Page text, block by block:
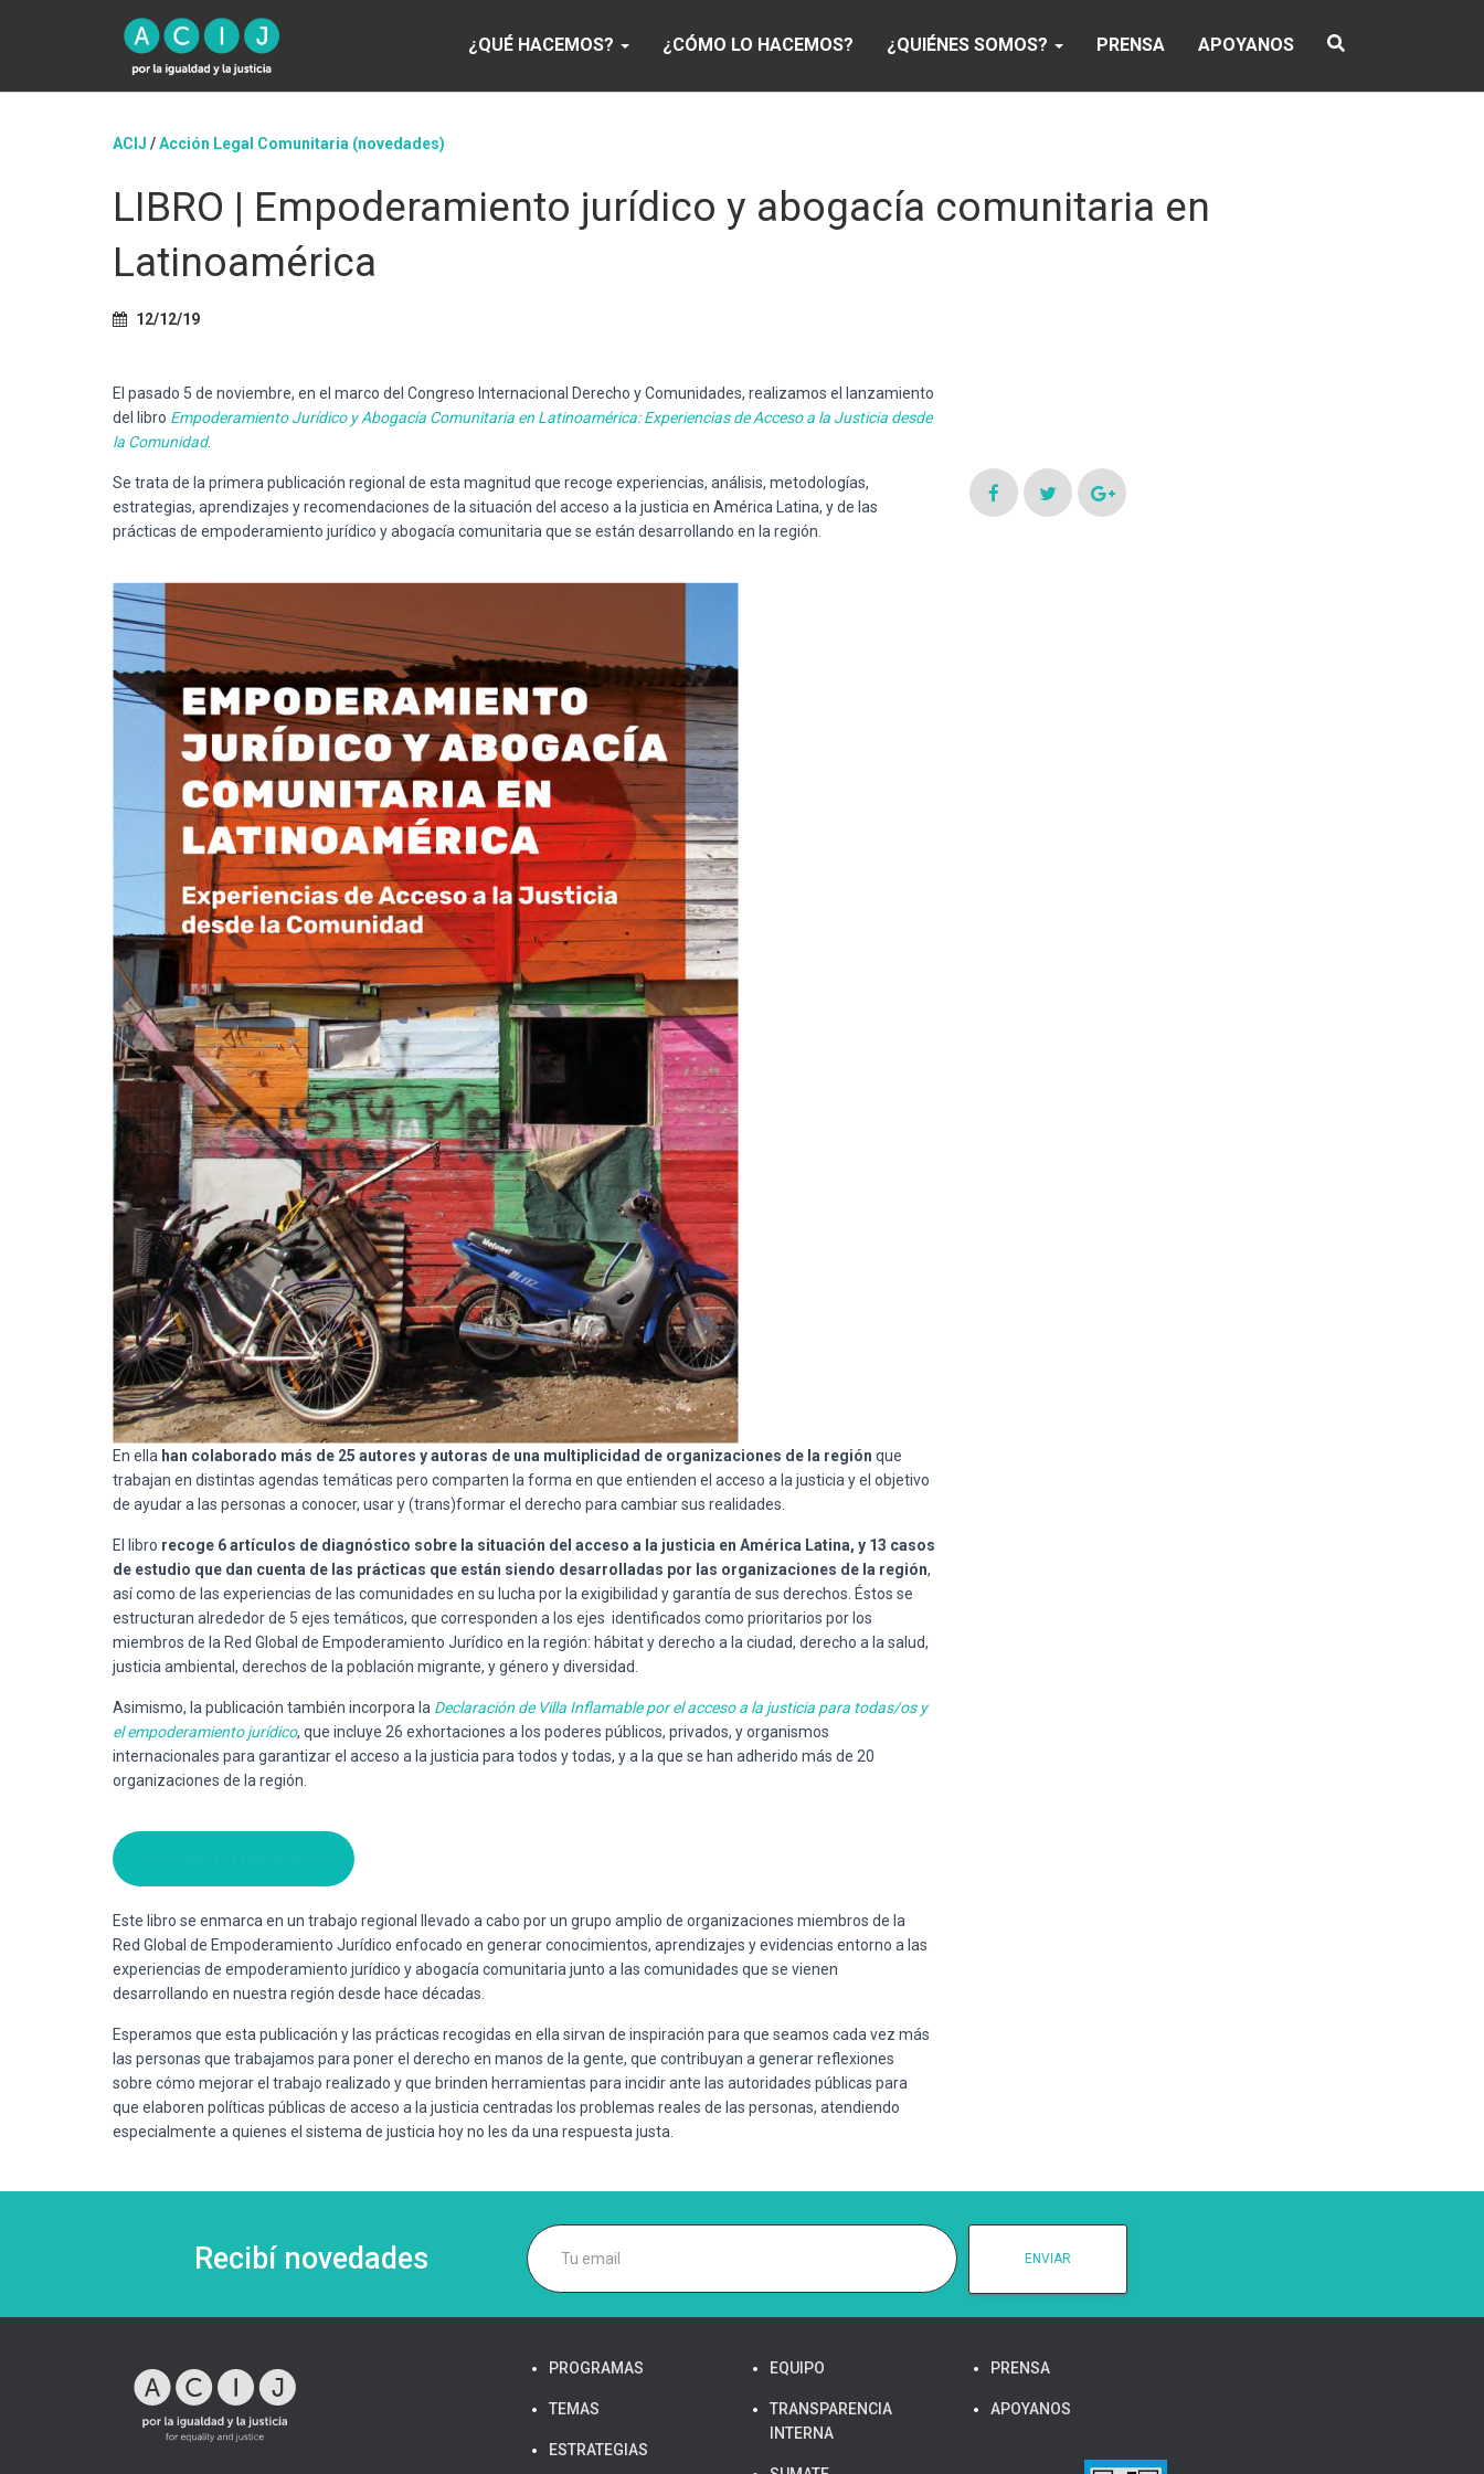
¿QUÉ HACEMOS? ¿CÓMO LO HACEMOS? ¿QUIÉNES SOMOS? PRENSA APOYANOS
ACIJ /Acción Legal Comunitaria (novedades)
LIBRO | Empoderamiento jurídico y abogacía comunitaria en
Latinoamérica
12/12/19
El pasado 5 de noviembre, en el marco del Congreso Internacional Derecho y Comunidades, realizamos el lanzamiento
del libro Empoderamiento Jurídico y Abogacía Comunitaria en Latinoamérica: Experiencias de Acceso a la Justicia desde
la Comunidad.
Se trata de la primera publicación regional de esta magnitud que recoge experiencias, análisis, metodologías,
estrategias, aprendizajes y recomendaciones de la situación del acceso a la justicia en América Latina, y de las
prácticas de empoderamiento jurídico y abogacía comunitaria que se están desarrollando en la región.
En ella han colaborado más de 25 autores y autoras de una multiplicidad de organizaciones de la región que
trabajan en distintas agendas temáticas pero comparten la forma en que entienden el acceso a la justicia y el objetivo
de ayudar a las personas a conocer, usar y (trans)formar el derecho para cambiar sus realidades.
El libro recoge 6 artículos de diagnóstico sobre la situación del acceso a la justicia en América Latina, y 13 casos
de estudio que dan cuenta de las prácticas que están siendo desarrolladas por las organizaciones de la región,
así como de las experiencias de las comunidades en su lucha por la exigibilidad y garantía de sus derechos. Éstos se
estructuran alrededor de 5 ejes temáticos, que corresponden a los ejes identificados como prioritarios por los
miembros de la Red Global de Empoderamiento Jurídico en la región: hábitat y derecho a la ciudad, derecho a la salud,
justicia ambiental, derechos de la población migrante, y género y diversidad.
Asimismo, la publicación también incorpora la Declaración de Villa Inflamable por el acceso a la justicia para todas/os y
el empoderamiento jurídico, que incluye 26 exhortaciones a los poderes públicos, privados, y organismos
internacionales para garantizar el acceso a la justicia para todos y todas, y a la que se han adherido más de 20
organizaciones de la región.
Este libro se enmarca en un trabajo regional llevado a cabo por un grupo amplio de organizaciones miembros de la
Red Global de Empoderamiento Jurídico enfocado en generar conocimientos, aprendizajes y evidencias entorno a las
experiencias de empoderamiento jurídico y abogacía comunitaria junto a las comunidades que se vienen
desarrollando en nuestra región desde hace décadas.
Esperamos que esta publicación y las prácticas recogidas en ella sirvan de inspiración para que seamos cada vez más
las personas que trabajamos para poner el derecho en manos de la gente, que contribuyan a generar reflexiones
sobre cómo mejorar el trabajo realizado y que brinden herramientas para incidir ante las autoridades públicas para
que elaboren políticas públicas de acceso a la justicia centradas los problemas reales de las personas, atendiendo
especialmente a quienes el sistema de justicia hoy no les da una respuesta justa.
Recibí novedades
PROGRAMAS
TEMAS
ESTRATEGIAS
EQUIPO
TRANSPARENCIA
INTERNA
PRENSA
APOYANOS